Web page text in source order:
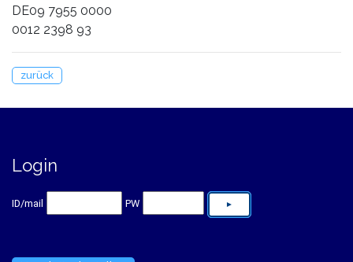
DE09 7955 0000
0012 2398 93
zurück
Login
ID/mail PW